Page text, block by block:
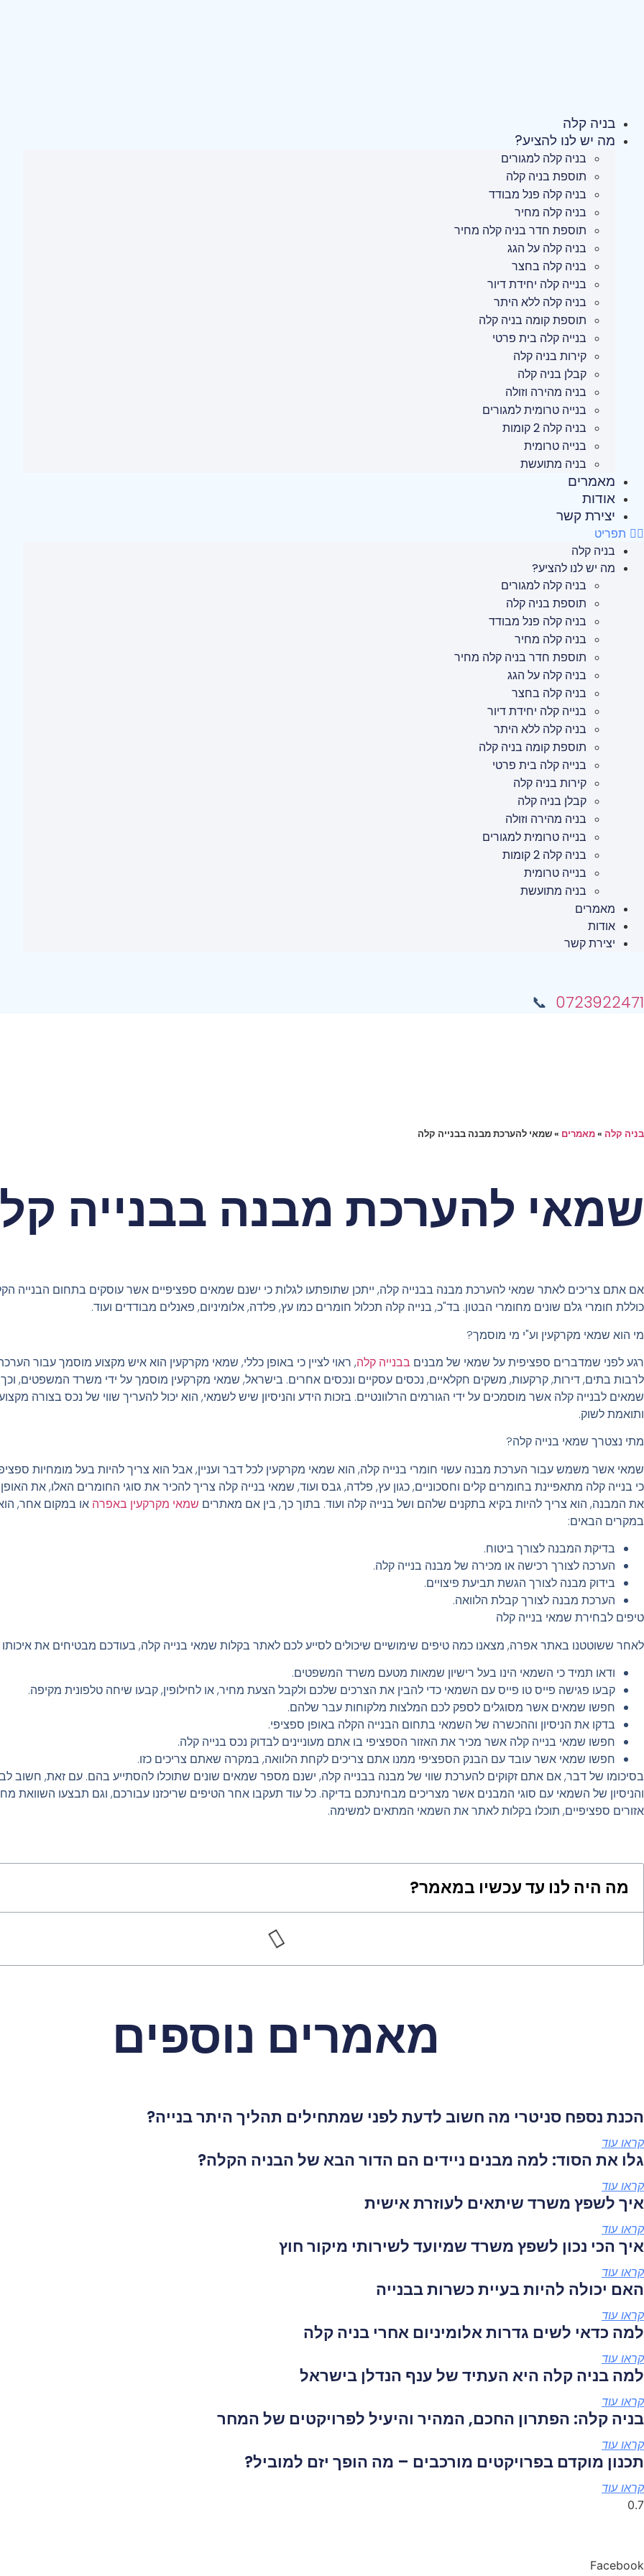
בניה קלה
מה יש לנו להציע?
בניה קלה למגורים
תוספת בניה קלה
בניה קלה פנל מבודד
בניה קלה מחיר
תוספת חדר בניה קלה מחיר
בניה קלה על הגג
בניה קלה בחצר
בנייה קלה יחידת דיור
בניה קלה ללא היתר
תוספת קומה בניה קלה
בנייה קלה בית פרטי
קירות בניה קלה
קבלן בניה קלה
בניה מהירה וזולה
בנייה טרומית למגורים
בניה קלה 2 קומות
בנייה טרומית
בניה מתועשת
מאמרים
אודות
יצירת קשר
תפריט
בניה קלה
מה יש לנו להציע?
בניה קלה למגורים
תוספת בניה קלה
בניה קלה פנל מבודד
בניה קלה מחיר
תוספת חדר בניה קלה מחיר
בניה קלה על הגג
בניה קלה בחצר
בנייה קלה יחידת דיור
בניה קלה ללא היתר
תוספת קומה בניה קלה
בנייה קלה בית פרטי
קירות בניה קלה
קבלן בניה קלה
בניה מהירה וזולה
בנייה טרומית למגורים
בניה קלה 2 קומות
בנייה טרומית
בניה מתועשת
מאמרים
אודות
יצירת קשר
0723922471
📞
בניה קלה »מאמרים »שמאי להערכת מבנה בבנייה קלה
שמאי להערכת מבנה בבנייה
אם אתם צריכים לאתר שמאי להערכת מבנה בבנייה קלה, ייתכן שתופתעו לגלות כי ישנם שמאים ספציפיים אשר עוסקים בתחום הבנייה
כוללת חומרי גלם שונים מחומרי הבטון. בד"כ, בנייה קלה תכלול חומרים כמו עץ, פלדה, אלומיניום, פאנלים מבודדים ועוד.
מי הוא שמאי מקרקעין וע"י מי מוסמך?
רגע לפני שמדברים ספציפית על שמאי של מבנים בבנייה קלה, ראוי לציין כי באופן כללי, שמאי מקרקעין הוא איש מקצוע מוסמך עבור
לרבות בתים, דירות, קרקעות, משקים חקלאיים, נכסים עסקיים ונכסים אחרים. בישראל, שמאי מקרקעין מוסמך על ידי משרד המשפטים, וכך
שמאים לבנייה קלה אשר מוסמכים על ידי הגורמים הרלוונטיים. בזכות הידע והניסיון שיש לשמאי, הוא יכול להעריך שווי של נכס בצורה
ותואמת לשוק.
מתי נצטרך שמאי בנייה קלה?
שמאי אשר משמש עבור הערכת מבנה עשוי חומרי בנייה קלה, הוא שמאי מקרקעין לכל דבר ועניין, אבל הוא צריך להיות בעל מומחיות
כי בנייה קלה מתאפיינת בחומרים קלים וחסכוניים, כגון עץ, פלדה, גבס ועוד, שמאי בנייה קלה צריך להכיר את סוגי החומרים האלו, את
את המבנה, הוא צריך להיות בקיא בתקנים שלהם ושל בנייה קלה ועוד. בתוך כך, בין אם מאתרים שמאי מקרקעין באפרה או במקום אחר,
במקרים הבאים:
בדיקת המבנה לצורך ביטוח.
הערכה לצורך רכישה או מכירה של מבנה בנייה קלה.
בידוק מבנה לצורך הגשת תביעת פיצויים.
הערכת מבנה לצורך קבלת הלוואה.
טיפים לבחירת שמאי בנייה קלה
לאחר ששוטטנו באתר אפרה, מצאנו כמה טיפים שימושיים שיכולים לסייע לכם לאתר בקלות שמאי בנייה קלה, בעודכם מבטיחים את איכותו
ודאו תמיד כי השמאי הינו בעל רישיון שמאות מטעם משרד המשפטים.
קבעו פגישה פייס טו פייס עם השמאי כדי להבין את הצרכים שלכם ולקבל הצעת מחיר, או לחילופין, קבעו שיחה טלפונית מקיפה.
חפשו שמאים אשר מסוגלים לספק לכם המלצות מלקוחות עבר שלהם.
בדקו את הניסיון וההכשרה של השמאי בתחום הבנייה הקלה באופן ספציפי.
חפשו שמאי בנייה קלה אשר מכיר את האזור הספציפי בו אתם מעוניינים לבדוק נכס בנייה קלה.
חפשו שמאי אשר עובד עם הבנק הספציפי ממנו אתם צריכים לקחת הלוואה, במקרה שאתם צריכים כזו.
בסיכומו של דבר, אם אתם זקוקים להערכת שווי של מבנה בבנייה קלה, ישנם מספר שמאים שונים שתוכלו להסתייע בהם. עם זאת, חשוב
והניסיון של השמאי עם סוגי המבנים אשר מצריכים מבחינתכם בדיקה. כל עוד תעקבו אחר הטיפים שריכזנו עבורכם, וגם תבצעו השוואת
אזורים ספציפיים, תוכלו בקלות לאתר את השמאי המתאים למשימה.
מה היה לנו עד עכשיו במאמר?
מאמרים נוספים
הכנת נספח סניטרי מה חשוב לדעת לפני שמתחילים תהליך היתר בנייה?
קראו עוד
גלו את הסוד: למה מבנים ניידים הם הדור הבא של הבניה הקלה?
קראו עוד
איך לשפץ משרד שיתאים לעוזרת אישית
קראו עוד
איך הכי נכון לשפץ משרד שמיועד לשירותי מיקור חוץ
קראו עוד
האם יכולה להיות בעיית כשרות בבנייה
קראו עוד
למה כדאי לשים גדרות אלומיניום אחרי בניה קלה
קראו עוד
למה בניה קלה היא העתיד של ענף הנדלן בישראל
קראו עוד
בניה קלה: הפתרון החכם, המהיר והיעיל לפרויקטים של המחר
קראו עוד
תכנון מוקדם בפרויקטים מורכבים – מה הופך יזם למוביל?
קראו עוד
Facebook